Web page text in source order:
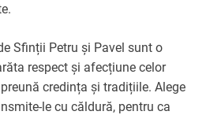
Sfinții Petru și Pavel sunt o
respect și afecțiune celor
credința și tradițiile. Alege
le cu căldură, pentru ca